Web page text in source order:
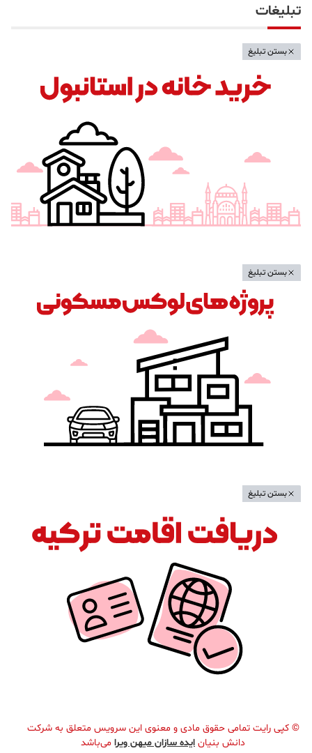
تبلیغات
بستن تبلیغ
بستن تبلیغ
بستن تبلیغ
© کپی رایت تمامی حقوق مادی و معنوی این سرویس متعلق به شرکت
دانش بنیان ایده سازان میهن ویرا می‌باشد